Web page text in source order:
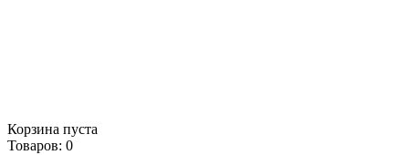
Корзина пуста
Товаров: 0